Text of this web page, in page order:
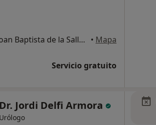
Passeig de Sant Joan Baptista de la Salle 1, Premià de Mar • Mapa
Servicio gratuito
Dr. Jordi Delfi Armora
Urólogo